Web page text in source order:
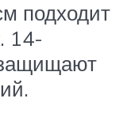
подходит
14-